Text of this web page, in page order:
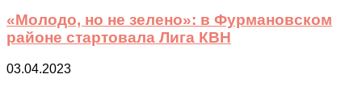
«Молодо, но не зелено»: в Фурмановском
районе стартовала Лига КВН
03.04.2023